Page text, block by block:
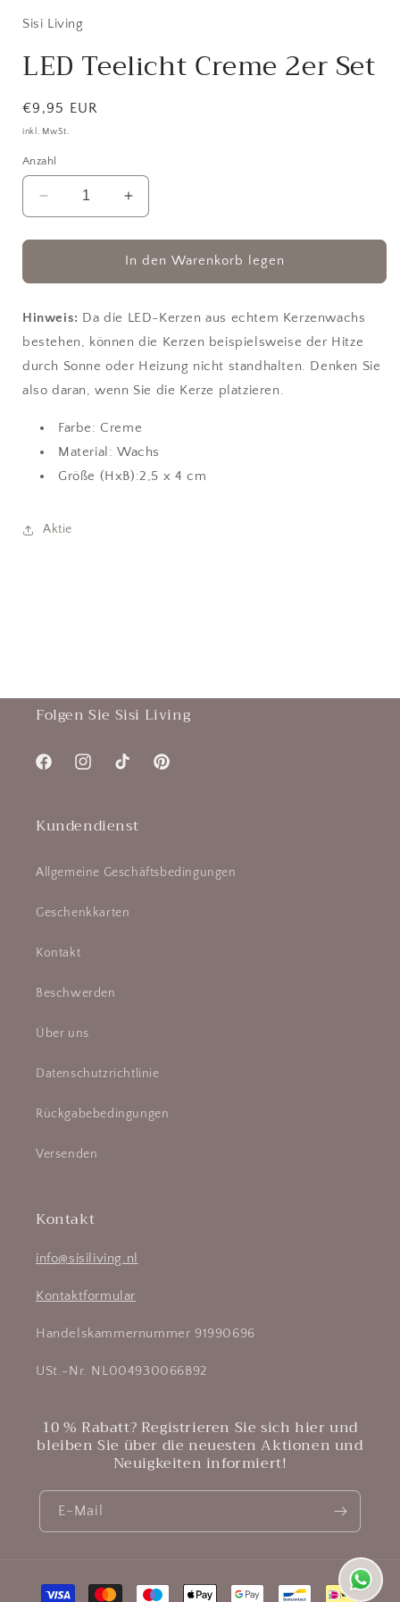
Modal
Sisi Living
LED Teelicht Creme 2er Set
Normaler
Preis
€9,95 EUR
inkl. MwSt.
Anzahl
Verringere
die
Menge
Creme
2er
Erhöhe
die
Menge
für
Creme
2er
In den Warenkorb legen
Hinweis: Da die LED-Kerzen aus echtem Kerzenwachs
bestehen, können die Kerzen beispielsweise der Hitze
durch Sonne oder Heizung nicht standhalten. Denken Sie
also daran, wenn Sie die Kerze platzieren.
Farbe: Creme
Material: Wachs
Größe (HxB):2,5 x 4 cm
Aktie
Folgen Sie Sisi Living
FacebookInstagramTikTok Pinterest
Kundendienst
Allgemeine Geschäftsbedingungen
Geschenkkarten
Kontakt
Beschwerden
Über uns
Datenschutzrichtlinie
Rückgabebedingungen
Versenden
Kontakt
info@sisiliving.nl
Kontaktformular
Handelskammernummer 91990696
USt.-Nr. NL004930066B92
10 % Rabatt? Registrieren Sie sich hier und
bleiben Sie über die neuesten Aktionen und
Neuigkeiten informiert!
E-Mail
Zahlungsmethoden